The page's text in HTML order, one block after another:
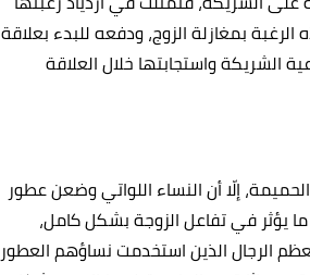
بمغازلة الزوج، ودفعه للبدء بعلاقة
الشريكة واستجابتها خلال العلاقة
إلّا أن النساء اللواتي وضعن عطور
يؤثر في تفاعل الزوجة بشكل كامل،
الرجال الذين استخدمت نساؤهم العطور